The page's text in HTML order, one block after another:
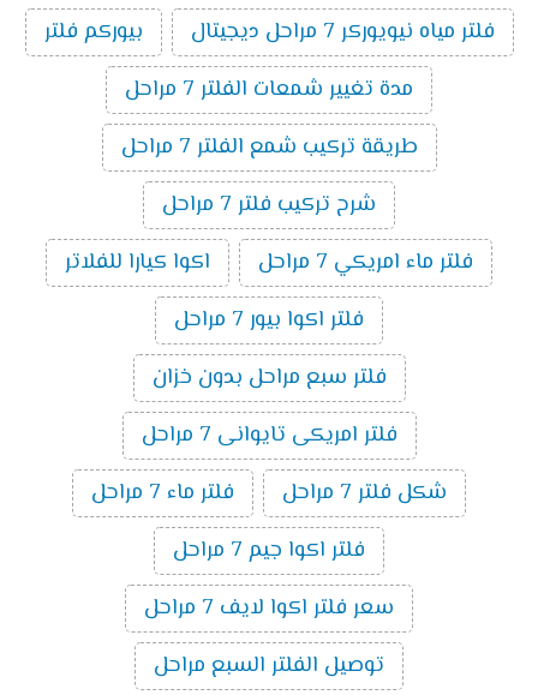
فلتر مياه نيويوركر 7 مراحل ديجيتال
بيوركم فلتر
مدة تغيير شمعات الفلتر 7 مراحل
طريقة تركيب شمع الفلتر 7 مراحل
شرح تركيب فلتر 7 مراحل
فلتر ماء امريكي 7 مراحل
اكوا كيارا للفلاتر
فلتر اكوا بيور 7 مراحل
فلتر سبع مراحل بدون خزان
فلتر امريكى تايوانى 7 مراحل
شكل فلتر 7 مراحل
فلتر ماء 7 مراحل
فلتر اكوا جيم 7 مراحل
سعر فلتر اكوا لايف 7 مراحل
توصيل الفلتر السبع مراحل